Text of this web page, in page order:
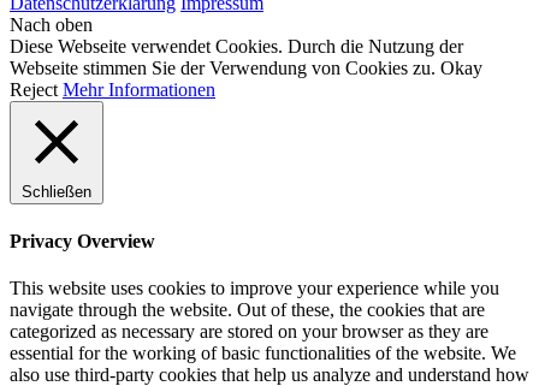
Nach oben
Diese Webseite verwendet Cookies. Durch die Nutzung der
Webseite stimmen Sie der Verwendung von Cookies zu. Okay
Reject Mehr Informationen
Schließen
Privacy Overview
This website uses cookies to improve your experience while you
navigate through the website. Out of these, the cookies that are
categorized as necessary are stored on your browser as they are
essential for the working of basic functionalities of the website. We
also use third-party cookies that help us analyze and understand how